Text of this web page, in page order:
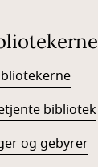
bibliotek
og gebyrer